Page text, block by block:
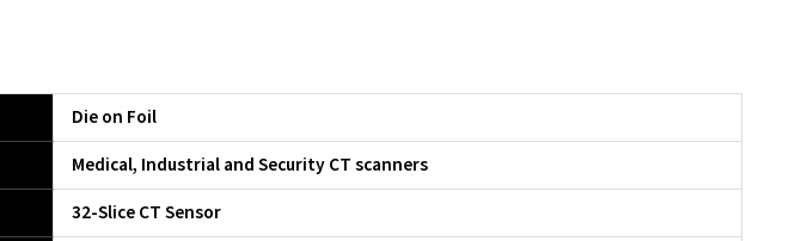
Die on Foil
Medical, Industrial and Security CT scanners
32-Slice CT Sensor